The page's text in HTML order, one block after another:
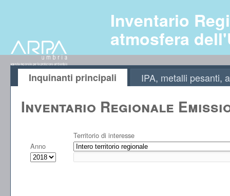
Inventario
atmosfera
Inquinanti principali IPA, metalli pesanti,
Inventario Regionale
Anno
Territorio di interesse